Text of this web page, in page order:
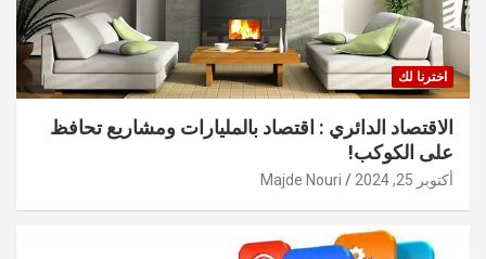
اخترنا لك
الاقتصاد الدائري : اقتصاد بالمليارات ومشاريع تحافظ
على الكوكب!
أكتوبر 25, 2024 Majde Nouri